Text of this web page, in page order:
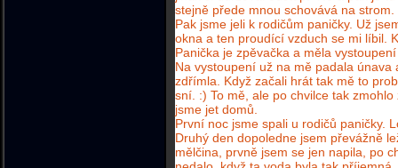
stejně přede mnou schovává na strom.
Pak jsme jeli k rodičům paničky. Už
okna a ten proudící vzduch se mi líbil.
Panička je zpěvačka a měla
Na vystoupení už na mě padala
zdřímla. Když začali hrát tak mě to
sní. :) To mě, ale po chvilce tak
jsme jet domů.
První noc jsme spali u rodičů paničky.
Druhý den dopoledne jsem převážně
mělčina, prvně jsem se jen napila, po